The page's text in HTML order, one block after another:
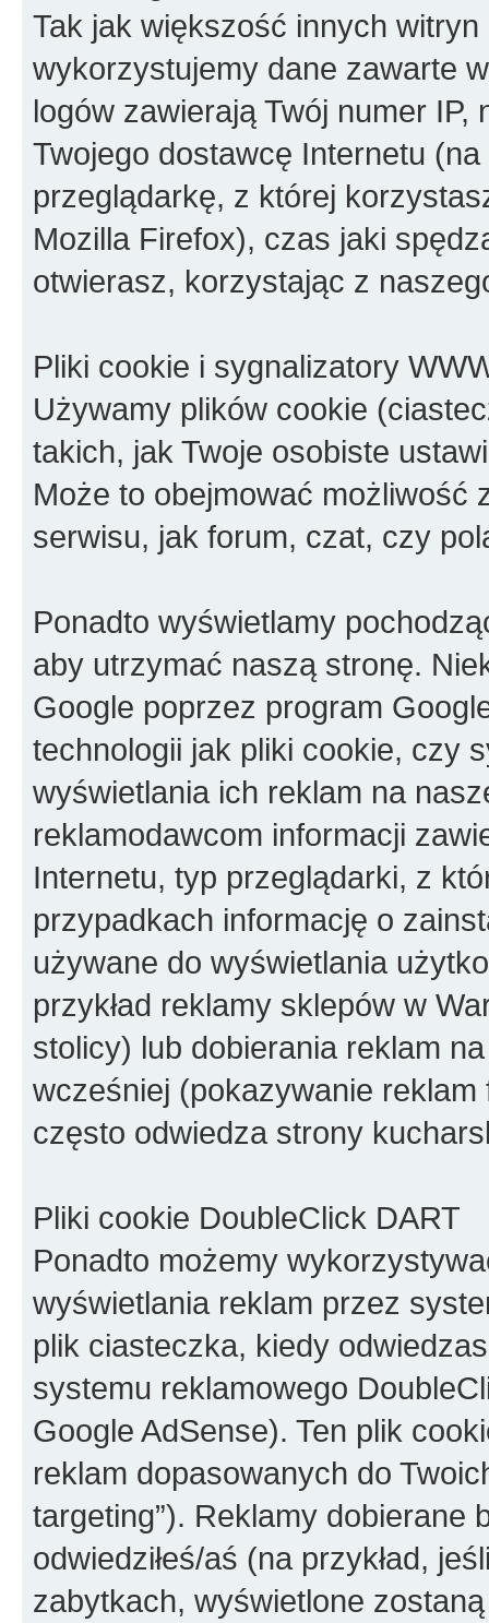
Tak jak większość innych
wykorzystujemy dane zawarte
logów zawierają Twój numer
Twojego dostawcę Internetu
przeglądarkę, z której
Mozilla Firefox), czas jaki
otwierasz, korzystając z
Pliki cookie i sygnalizatory
Używamy plików cookie
takich, jak Twoje osobiste
Może to obejmować możliwość
serwisu, jak forum, czat, czy
Ponadto wyświetlamy
aby utrzymać naszą stronę.
Google poprzez program
technologii jak pliki cookie, czy
wyświetlania ich reklam na
reklamodawcom informacji
Internetu, typ przeglądarki, z
przypadkach informację o
używane do wyświetlania
przykład reklamy sklepów w
stolicy) lub dobierania reklam
wcześniej (pokazywanie
często odwiedza strony
Pliki cookie DoubleClick DART
Ponadto możemy
wyświetlania reklam przez
plik ciasteczka, kiedy
systemu reklamowego
Google AdSense). Ten plik
reklam dopasowanych do
targeting”). Reklamy dobierane
odwiedziłeś/aś (na przykład,
zabytkach, wyświetlone